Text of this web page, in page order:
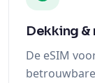
Dekking
De eSIM